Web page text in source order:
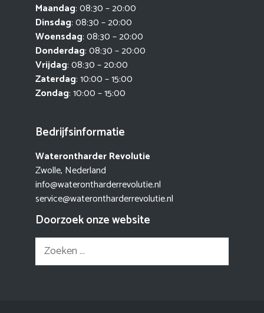
Maandag: 08:30 – 20:00
Dinsdag: 08:30 – 20:00
Woensdag: 08:30 – 20:00
Donderdag: 08:30 – 20:00
Vrijdag: 08:30 – 20:00
Zaterdag: 10:00 – 15:00
Zondag: 10:00 – 15:00
Bedrijfsinformatie
Waterontharder Revolutie
Zwolle, Nederland
info@waterontharderrevolutie.nl
service@waterontharderrevolutie.nl
Doorzoek onze website
Zoek
naar: